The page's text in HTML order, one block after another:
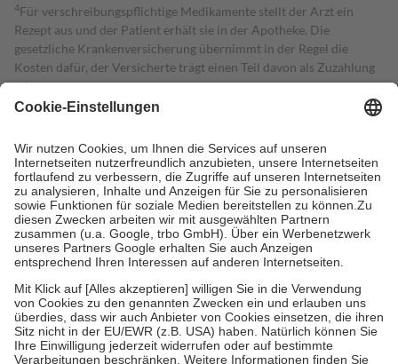
4Für verschreibungspflichtige Medikamente stellt der Arzt ein
Rezept aus und der Patient erhält sie in der Apotheke. Die
gesetzliche Krankenversicherung übernimmt in der Regel die
Kosten dafür, der Versicherte trägt einen Teil davon als Zuzahlung
mit.
Grundsätzlich leisten Mitglieder Zuzahlungen in Höhe von zehn
höchstens zehn Euro.
Es sind jedoch nie mehr als die tatsächlichen
Kosten der Leistung zu entrichten.
Diese Regeln gelten grundsätzlich auch für Online-Apotheken.
Bei Heilmitteln und häuslicher Krankenpflege beträgt die
Zuzahlung zehn Prozent der Kosten sowie zehn Euro je
Verordnung.
Um das Engagement der Versicherten für ihre eigene Gesundheit zu
stärken und die besondere Stellung der Familie zu unterstützen,
fallenkeine Zuzahlungenan bei:
• Kindern und Jugendlichen bis zum vollendeten 18. Lebensjahr
mit Ausnahme der Fahrkosten
• Untersuchungen zur Vorsorge und Früherkennung, die von der